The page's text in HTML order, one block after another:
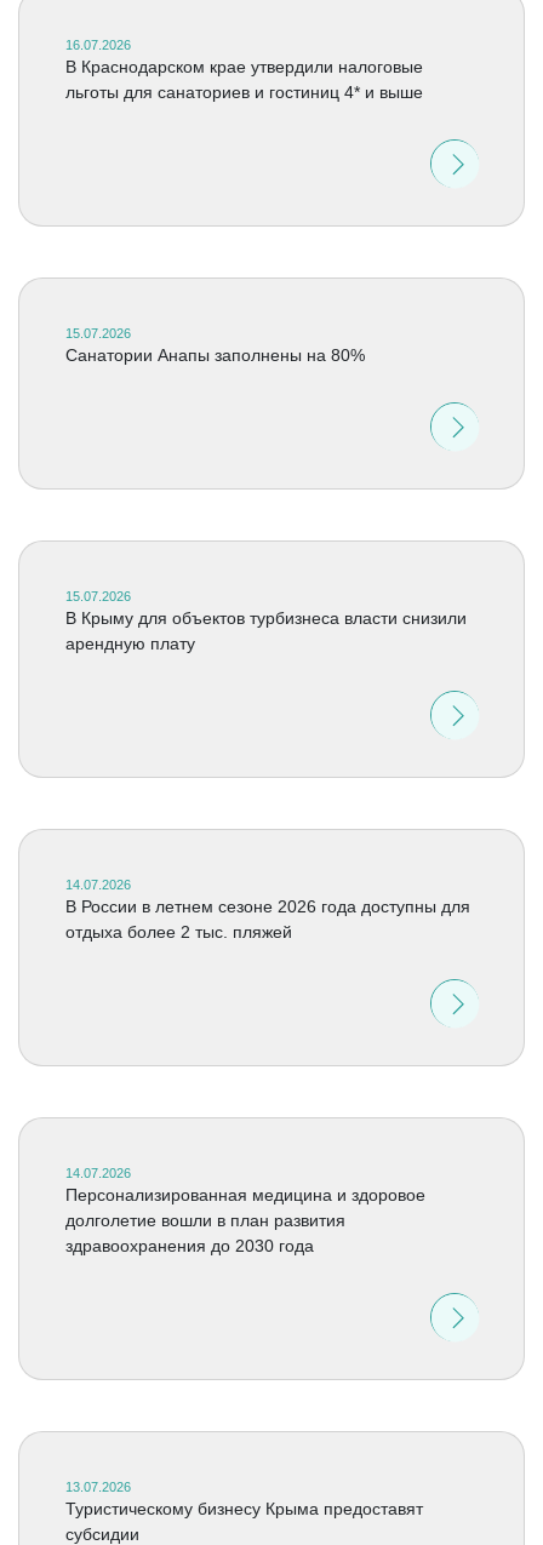
16.07.2026
В Краснодарском крае утвердили налоговые
льготы для санаториев и гостиниц 4* и выше
15.07.2026
Санатории Анапы заполнены на 80%
15.07.2026
В Крыму для объектов турбизнеса власти снизили
арендную плату
14.07.2026
В России в летнем сезоне 2026 года доступны для
отдыха более 2 тыс. пляжей
14.07.2026
Персонализированная медицина и здоровое
долголетие вошли в план развития
здравоохранения до 2030 года
13.07.2026
Туристическому бизнесу Крыма предоставят
субсидии